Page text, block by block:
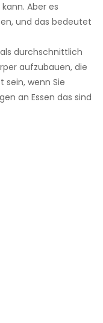
Aber es
und das bedeutet
durchschnittlich
aufzubauen, die
sein, wenn Sie
an Essen das sind